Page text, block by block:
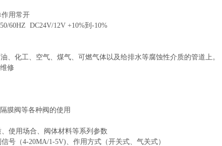
作用常开
60HZ DC24V/12V +10%到-10%
、化工、空气、煤气、可燃气体以及给排水等腐蚀性介质的管道上。
修
膜阀等各种阀的使用
使用场合、阀体材料等系列参数
号（4-20MA/1-5V)、作用方式（开关式、气关式）